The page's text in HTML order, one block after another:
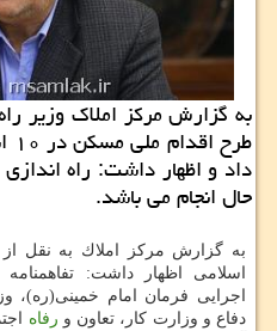
به گزارش مركز املاك وزیر
حال انجام می باشد.
به گزارش مركز املاك به نقل
اسلامی اظهار داشت: تفاهمنامه
اجرایی فرمان امام
دفاع و وزارت كار، تعاون و رفاه